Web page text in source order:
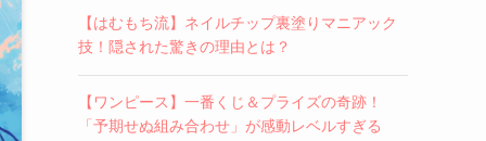
【はむもち流】ネイルチップ裏塗りマニアック
技！隠された驚きの理由とは？
【ワンピース】一番くじ＆プライズの奇跡！
「予期せぬ組み合わせ」が感動レベルすぎる